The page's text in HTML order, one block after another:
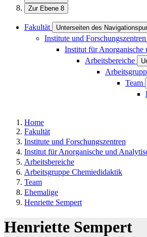
Zur Ebene 8
Fakultät Unterseiten des
Institute und Forschungszentren
Institut für Anorganische
Arbeitsbereiche
Team
Home
Fakultät
Institute und Forschungszentren
Institut für Anorganische und
Arbeitsbereiche
Arbeitsgruppe Chemiedidaktik
Team
Ehemalige
Henriette Sempert
Henriette Sempert